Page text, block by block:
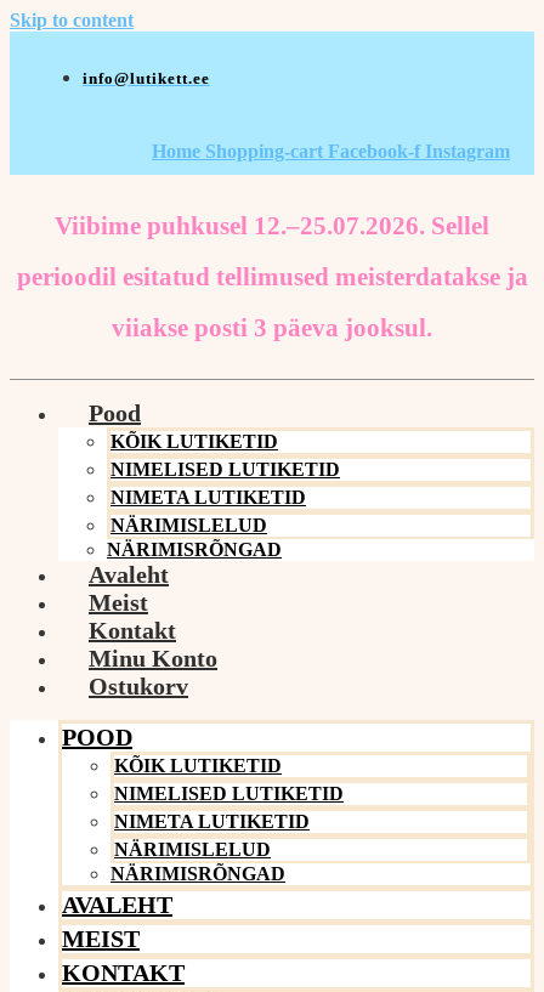
Skip to content
info@lutikett.ee
Home Shopping-cart Facebook-f Instagram
Viibime puhkusel 12.–25.07.2026. Sellel
perioodil esitatud tellimused meisterdatakse ja
viiakse posti 3 päeva jooksul.
Pood
KÕIK LUTIKETID
NIMELISED LUTIKETID
NIMETA LUTIKETID
NÄRIMISLELUD
NÄRIMISRÕNGAD
Avaleht
Meist
Kontakt
Minu Konto
Ostukorv
POOD
KÕIK LUTIKETID
NIMELISED LUTIKETID
NIMETA LUTIKETID
NÄRIMISLELUD
NÄRIMISRÕNGAD
AVALEHT
MEIST
KONTAKT